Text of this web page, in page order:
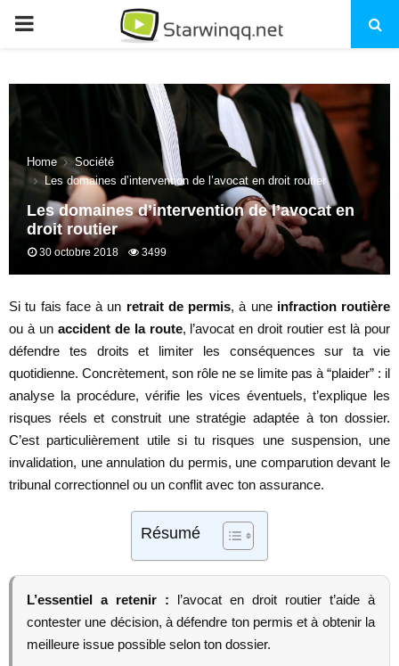
PRIMARY
Home
Société
Les domaines d’intervention de l’avocat en droit routier
Les domaines d’intervention de l’avocat en
droit routier
30 octobre 2018 3499
Si tu fais face à un retrait de permis, à une infraction routière
ou à un accident de la route, l’avocat en droit routier est là pour
défendre tes droits et limiter les conséquences sur ta vie
quotidienne. Concrètement, son rôle ne se limite pas à “plaider” : il
analyse la procédure, vérifie les vices éventuels, t’explique les
risques réels et construit une stratégie adaptée à ton dossier.
C’est particulièrement utile si tu risques une suspension, une
invalidation, une annulation du permis, une comparution devant le
tribunal correctionnel ou un conflit avec ton assurance.
Résumé
L’essentiel a retenir : l’avocat en droit routier t’aide à
contester une décision, à défendre ton permis et à obtenir la
meilleure issue possible selon ton dossier.